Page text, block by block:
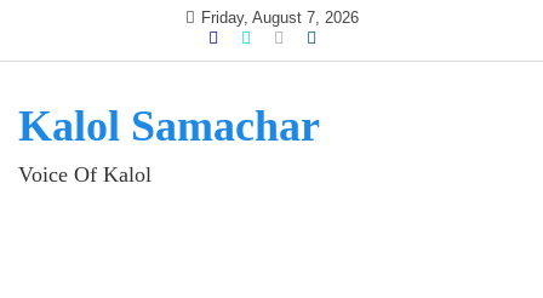
Friday, August 7, 2026
Kalol Samachar
Voice Of Kalol